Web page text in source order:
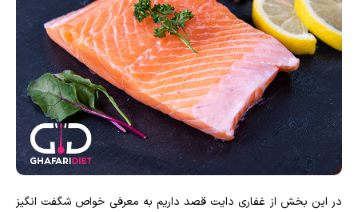
در این بخش از غفاری دایت قصد داریم به معرفی خواص شگفت انگیز